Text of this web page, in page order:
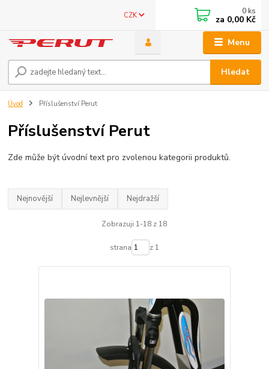
Menu
CZK
Hledat
0 ks
za 0,00 Kč
Úvod Příslušenství Perut
Příslušenství Perut
Zde může být úvodní text pro zvolenou kategorii produktů.
Nejnovější Nejlevnější Nejdražší
Zobrazuji 1-18 z 18
strana z 1